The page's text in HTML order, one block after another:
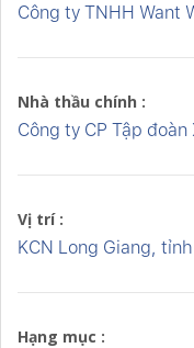
Công ty TNHH Want
Nhà thầu chính :
Công ty CP Tập
Vị trí :
KCN Long Giang,
Hạng mục :